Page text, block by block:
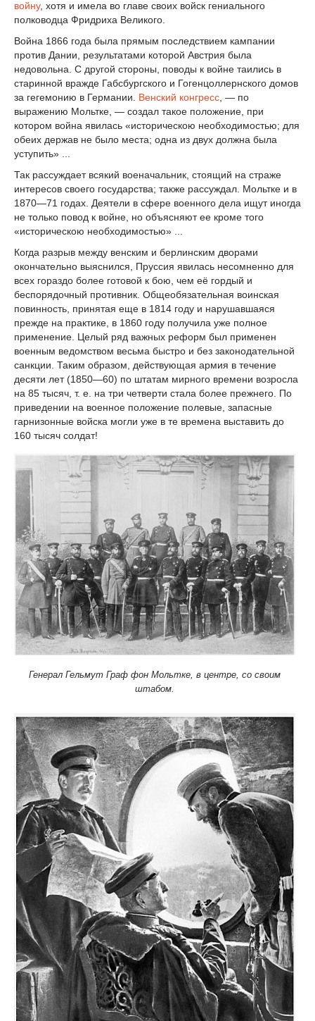
войну, хотя и имела во главе своих войск гениального
полководца Фридриха Великого.
Война 1866 года была прямым последствием кампании
против Дании, результатами которой Австрия была
недовольна. С другой стороны, поводы к войне таились в
старинной вражде Габсбургского и Гогенцоллернского домов
за гегемонию в Германии. Венский конгресс , — по
выражению Мольтке, — создал такое положение, при
котором война явилась «историческою необходимостью; для
обеих держав не было места; одна из двух должна была
уступить» ...
Так рассуждает всякий военачальник, стоящий на страже
интересов своего государства; также рассуждал. Мольтке и в
1870—71 годах. Деятели в сфере военного дела ищут иногда
не только повод к войне, но объясняют ее кроме того
«историческою необходимостью» ...
Когда разрыв между венским и берлинским дворами
окончательно выяснился, Пруссия явилась несомненно для
всех гораздо более готовой к бою, чем её гордый и
беспорядочный противник. Общеобязательная воинская
повинность, принятая еще в 1814 году и нарушавшаяся
прежде на практике, в 1860 году получила уже полное
применение. Целый ряд важных реформ был применен
военным ведомством весьма быстро и без законодательной
санкции. Таким образом, действующая армия в течение
десяти лет (1850—60) по штатам мирного времени возросла
на 85 тысяч, т. е. на три четверти стала более прежнего. По
приведении на военное положение полевые, запасные
гарнизонные войска могли уже в те времена выставить до
160 тысяч солдат!
Генерал Гельмут Граф фон Мольтке, в центре, со своим
штабом.